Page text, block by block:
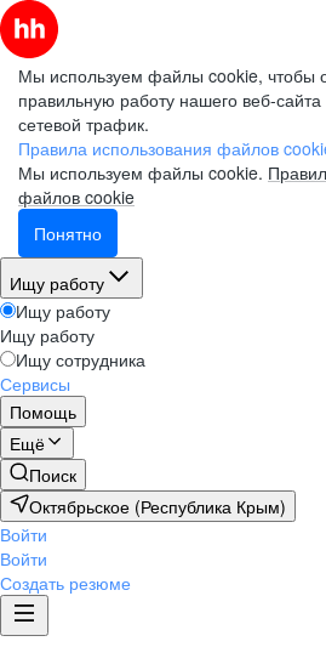
Мы используем файлы cookie, чтобы
правильную работу нашего веб-
сетевой трафик.
Правила использования файлов
Мы используем файлы cookie.
файлов cookie
Понятно
Ищу работу
Ищу работу
Ищу работу
Ищу сотрудника
Сервисы
Помощь
Ещё
Поиск
Октябрьское (Республика Крым)
Войти
Войти
Создать резюме